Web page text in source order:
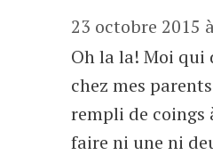
23 octobre 2015
Oh la la! Moi qui
chez mes
rempli de coings
faire ni une ni